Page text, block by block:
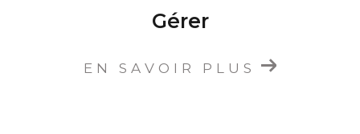
Gérer
EN SAVOIR PLUS